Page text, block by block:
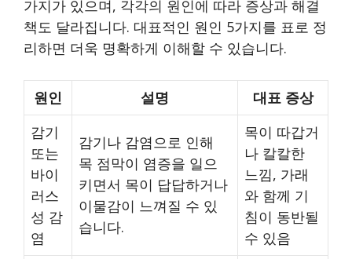
가지가 있으며, 각각의 원인에 따라 증상과 해결
책도 달라집니다. 대표적인 원인 5가지를 표로 정
리하면 더욱 명확하게 이해할 수 있습니다.
원인 설명
대표 증상
감기
또는
바이
러스
성 감
염
감기나 감염으로 인해
목 점막이 염증을 일으
키면서 목이 답답하거나
이물감이 느껴질 수 있
습니다.
목이 따갑거
나 칼칼한
느낌, 가래
와 함께 기
침이 동반될
수 있음